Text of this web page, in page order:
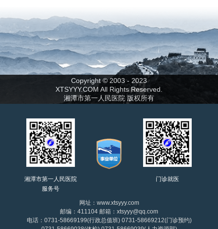
Copyright © 2003 - 2023
XTSYYY.COM All Rights Reserved.
湘潭市第一人民医院 版权所有
湘潭市第一人民医院
服务号
门诊就医
网址：www.xtsyyy.com
邮编：411104 邮箱：xtsyyy@qq.com
电话：0731-58669199(行政总值班) 0731-58669212(门诊预约)